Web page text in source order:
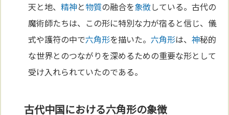
天と地、精神と物質の融合を象徴している。古代の
魔術師たちは、この形に特別な力が宿ると信じ、儀
式や護符の中で六角形を描いた。六角形は、神秘的
な世界とのつながりを深めるための重要な形として
受け入れられていたのである。
古代中国における六角形の象徴